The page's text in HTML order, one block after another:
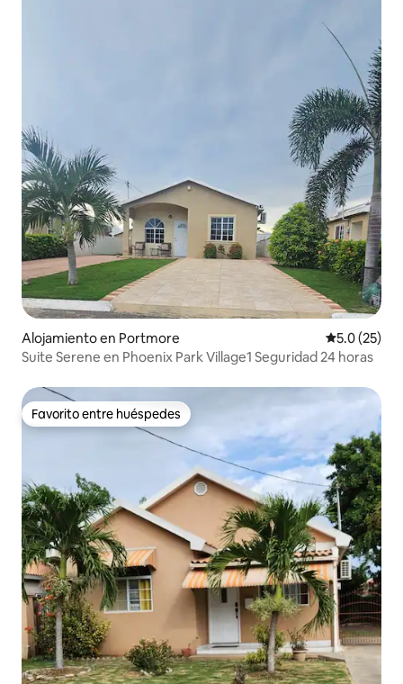
Alojamiento en Portmore Calificación
5.0 (25)
Suite Serene en Phoenix Park Village1 Seguridad 24 horas
Favorito entre huéspedes
Favorito entre huéspedes